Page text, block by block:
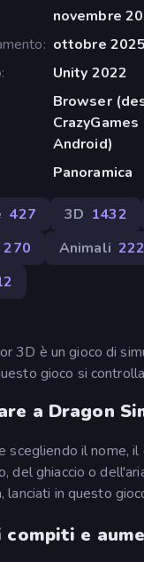
novembre
ottobre 2025
Unity 2022
Browser
Android)
Panoramica
427 3D 1432
270 Animali 222
3D è un gioco di
gioco si
a Dragon
scegliendo il nome,
del ghiaccio o
lanciati in questo
compiti e